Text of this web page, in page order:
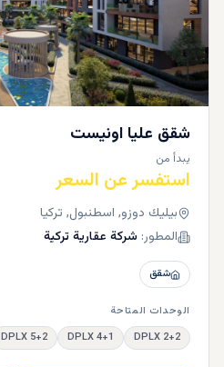
شقق عليا اونيست
يبدأ من
استفسر عن السعر
بيليك دوزو, اسطنبول, تركيا
المطور: شركة عقارية تركية
شقق
الوحدات المتاحة
2+2 DPLX
4+1 DPLX
5+2 DPLX